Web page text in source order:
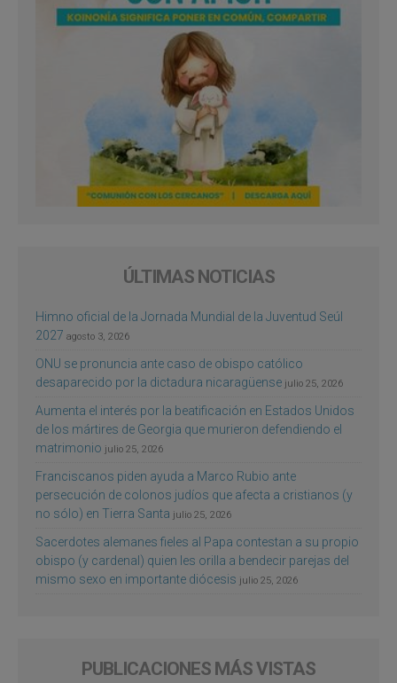
ÚLTIMAS NOTICIAS
Himno oficial de la Jornada Mundial de la Juventud Seúl
2027 agosto 3, 2026
ONU se pronuncia ante caso de obispo católico
desaparecido por la dictadura nicaragüense julio 25, 2026
Aumenta el interés por la beatificación en Estados Unidos
de los mártires de Georgia que murieron defendiendo el
matrimonio julio 25, 2026
Franciscanos piden ayuda a Marco Rubio ante
persecución de colonos judíos que afecta a cristianos (y
no sólo) en Tierra Santa julio 25, 2026
Sacerdotes alemanes fieles al Papa contestan a su propio
obispo (y cardenal) quien les orilla a bendecir parejas del
mismo sexo en importante diócesis julio 25, 2026
PUBLICACIONES MÁS VISTAS